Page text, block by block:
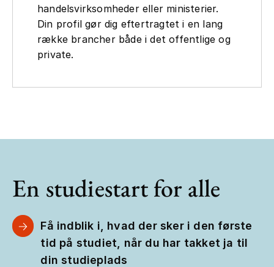
handelsvirksomheder eller ministerier.
Din profil gør dig eftertragtet i en lang
række brancher både i det offentlige og
private.
En studiestart for alle
Få indblik i, hvad der sker i den første
tid på studiet, når du har takket ja til
din studieplads